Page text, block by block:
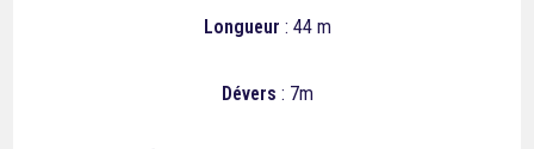
Longueur : 44 m
Dévers : 7m